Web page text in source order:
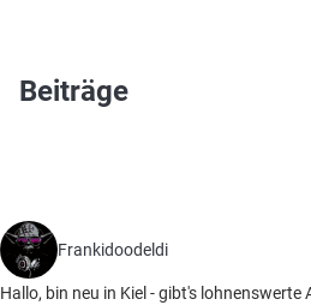
Beiträge
Frankidoodeldi
Hallo, bin neu in Kiel - gibt's lohnenswerte